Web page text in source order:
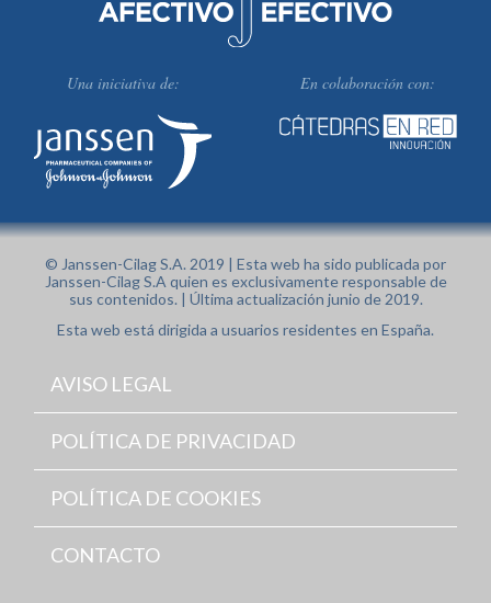
Una iniciativa de: En colaboración con:
© Janssen-Cilag S.A. 2019 | Esta web ha sido publicada por
Janssen-Cilag S.A quien es exclusivamente responsable de
sus contenidos. | Última actualización junio de 2019.
Esta web está dirigida a usuarios residentes en España.
AVISO LEGAL
POLÍTICA DE PRIVACIDAD
POLÍTICA DE COOKIES
CONTACTO